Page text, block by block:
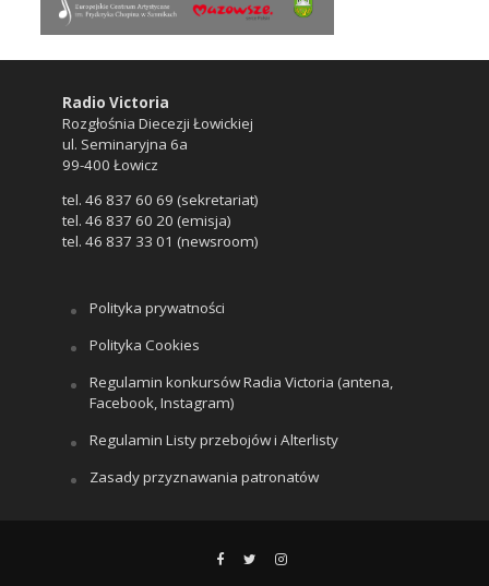
Radio Victoria
Rozgłośnia Diecezji Łowickiej
ul. Seminaryjna 6a
99-400 Łowicz
tel. 46 837 60 69 (sekretariat)
tel. 46 837 60 20 (emisja)
tel. 46 837 33 01 (newsroom)
Polityka prywatności
Polityka Cookies
Regulamin konkursów Radia Victoria (antena,
Facebook, Instagram)
Regulamin Listy przebojów i Alterlisty
Zasady przyznawania patronatów